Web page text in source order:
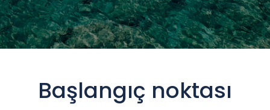
Başlangıç noktası